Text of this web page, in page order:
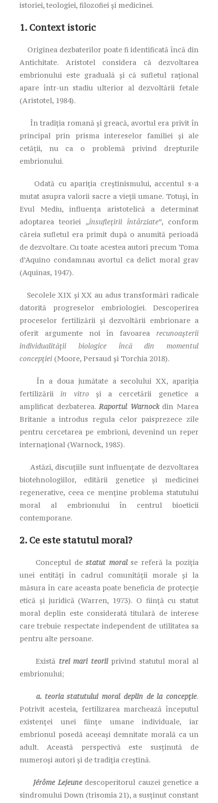
istoriei, teologiei, filozofiei și medicinei.
1. Context istoric
Originea dezbaterilor poate fi identificată încă din
Antichitate. Aristotel considera că dezvoltarea
embrionului este graduală și că sufletul rațional
apare într-un stadiu ulterior al dezvoltării fetale
(Aristotel, 1984).
În tradiția romană și greacă, avortul era privit în
principal prin prisma intereselor familiei și ale
cetății, nu ca o problemă privind drepturile
embrionului.
Odată cu apariția creștinismului, accentul s-a
mutat asupra valorii sacre a vieții umane. Totuși, în
Evul Mediu, influența aristotelică a determinat
adoptarea teoriei „însuflețirii întârziate”, conform
căreia sufletul era primit după o anumită perioadă
de dezvoltare. Cu toate acestea autori precum Toma
d’Aquino condamnau avortul ca delict moral grav
(Aquinas, 1947).
Secolele XIX și XX au adus transformări radicale
datorită progreselor embriologiei. Descoperirea
proceselor fertilizării și dezvoltării embrionare a
oferit argumente noi în favoarea recunoașterii
individualității biologice încă din momentul
concepției (Moore, Persaud și Torchia 2018).
În a doua jumătate a secolului XX, apariția
fertilizăriiin vitroși a cercetării genetice a
amplificat dezbaterea.Raportul Warnockdin Marea
Britanie a introdus regula celor paisprezece zile
pentru cercetarea pe embrioni, devenind un reper
internațional (Warnock, 1985).
Astăzi, discuțiile sunt influențate de dezvoltarea
biotehnologiilor, editării genetice și medicinei
regenerative, ceea ce menține problema statutului
moral al embrionului în centrul bioeticii
contemporane.
2. Ce este statutul moral?
Conceptul destatut moralse referă la poziția
unei entități în cadrul comunității morale și la
măsura în care aceasta poate beneficia de protecție
etică și juridică (Warren, 1973). O ființă cu statut
moral deplin este considerată titulară de interese
care trebuie respectate independent de utilitatea sa
pentru alte persoane.
Există trei mari teoriiprivind statutul moral al
embrionului;
a. teoria statutului moral deplin de la concepție.
Potrivit acesteia, fertilizarea marchează începutul
existenței unei ființe umane individuale, iar
embrionul posedă aceeași demnitate morală ca un
adult. Această perspectivă este susținută de
numeroși autori și de tradiția creștină.
Jérôme Lejeunedescoperitorul cauzei genetice a
sindromului Down (trisomia 21), a susținut constant